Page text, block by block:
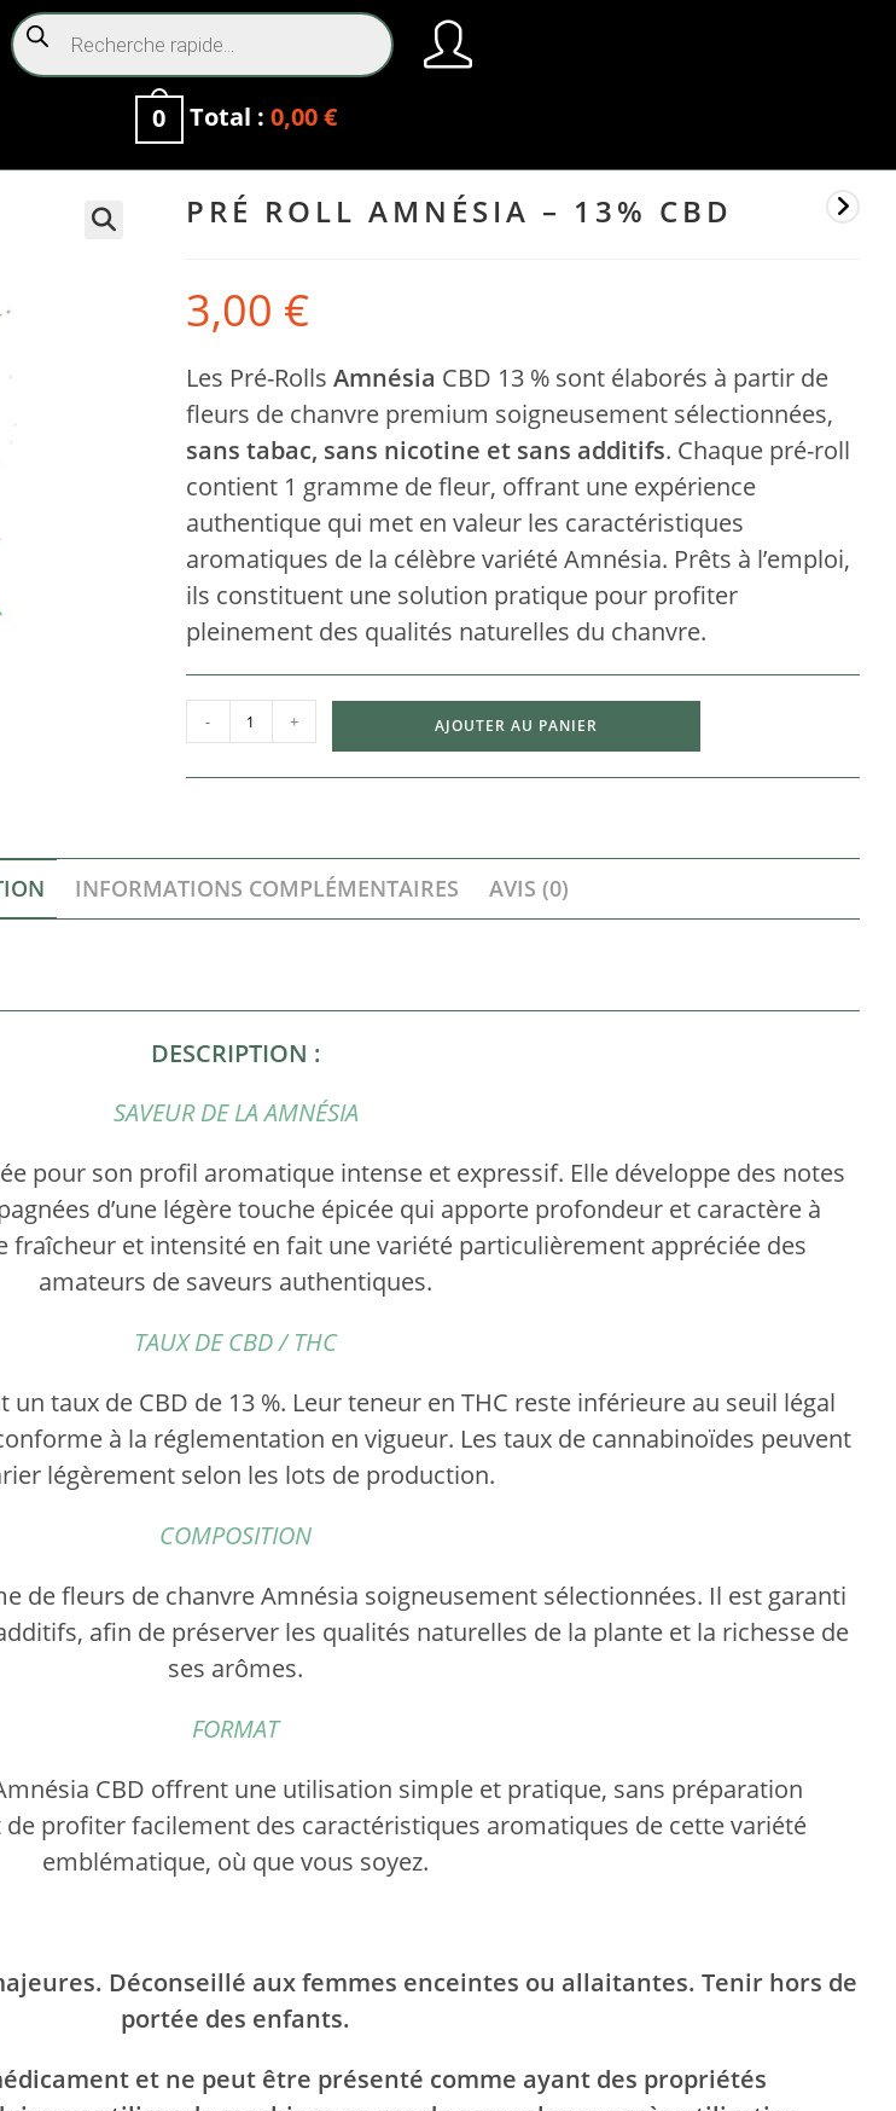
0 Total : 0,00€
PRÉ ROLL AMNÉSIA – 13% CBD
3,00 €
Les Pré-Rolls Amnésia CBD 13 % sont élaborés à partir de
fleurs de chanvre premium soigneusement sélectionnées,
sans tabac, sans nicotine et sans additifs. Chaque pré-roll
contient 1 gramme de fleur, offrant une expérience
authentique qui met en valeur les caractéristiques
aromatiques de la célèbre variété Amnésia. Prêts à l’emploi,
ils constituent une solution pratique pour profiter
pleinement des qualités naturelles du chanvre.
- + AJOUTER AU PANIER
INFORMATIONS COMPLÉMENTAIRES AVIS (0)
DESCRIPTION :
SAVEUR DE LA AMNÉSIA
pour son profil aromatique intense et expressif. Elle développe des notes
d’une légère touche épicée qui apporte profondeur et caractère à
fraîcheur et intensité en fait une variété particulièrement appréciée des
amateurs de saveurs authentiques.
TAUX DE CBD / THC
un taux de CBD de 13 %. Leur teneur en THC reste inférieure au seuil légal
à la réglementation en vigueur. Les taux de cannabinoïdes peuvent
légèrement selon les lots de production.
COMPOSITION
de fleurs de chanvre Amnésia soigneusement sélectionnées. Il est garanti
afin de préserver les qualités naturelles de la plante et la richesse de
ses arômes.
FORMAT
CBD offrent une utilisation simple et pratique, sans préparation
profiter facilement des caractéristiques aromatiques de cette variété
emblématique, où que vous soyez.
Déconseillé aux femmes enceintes ou allaitantes. Tenir hors de
portée des enfants.
et ne peut être présenté comme ayant des propriétés